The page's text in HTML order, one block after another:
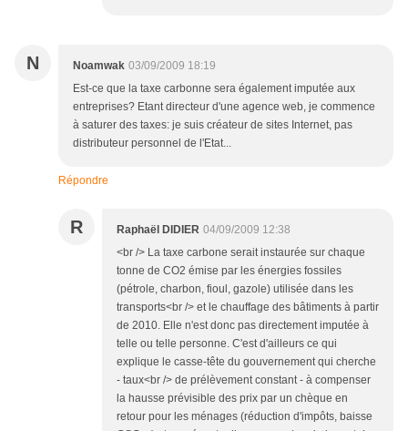
N Noamwak 03/09/2009 18:19
Est-ce que la taxe carbonne sera également imputée aux
entreprises? Etant directeur d'une agence web, je commence
à saturer des taxes: je suis créateur de sites Internet, pas
distributeur personnel de l'Etat...
Répondre
R Raphaël DIDIER 04/09/2009 12:38
<br /> La taxe carbone serait instaurée sur chaque
tonne de CO2 émise par les énergies fossiles
(pétrole, charbon, fioul, gazole) utilisée dans les
transports<br /> et le chauffage des bâtiments à partir
de 2010. Elle n'est donc pas directement imputée à
telle ou telle personne. C'est d'ailleurs ce qui
explique le casse-tête du gouvernement qui cherche
- taux<br /> de prélèvement constant - à compenser
la hausse prévisible des prix par un chèque en
retour pour les ménages (réduction d'impôts, baisse